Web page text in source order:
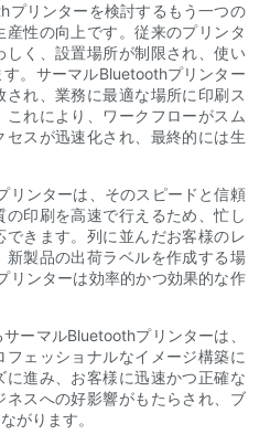
プリンターを検討するもう一つの
性の向上です。従来のプリンタ
く、設置場所が制限され、使い
。サーマルBluetoothプリンター
れ、業務に最適な場所に印刷ス
れにより、ワークフローがスム
スが迅速化され、最終的には生
リンターは、そのスピードと信頼
印刷を高速で行えるため、忙し
きます。列に並んだお客様のレ
製品の出荷ラベルを作成する場
リンターは効率的かつ効果的な作
ーマルBluetoothプリンターは、
ェッショナルなイメージ構築に
進み、お客様に迅速かつ正確な
スへの好影響がもたらされ、ブ
がります。